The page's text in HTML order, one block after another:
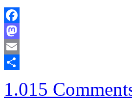
Facebook
Mastodon
Email
1.015